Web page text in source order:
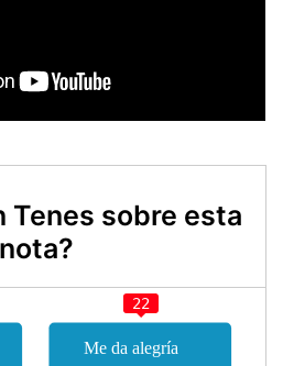
Tenes sobre esta
nota?
22